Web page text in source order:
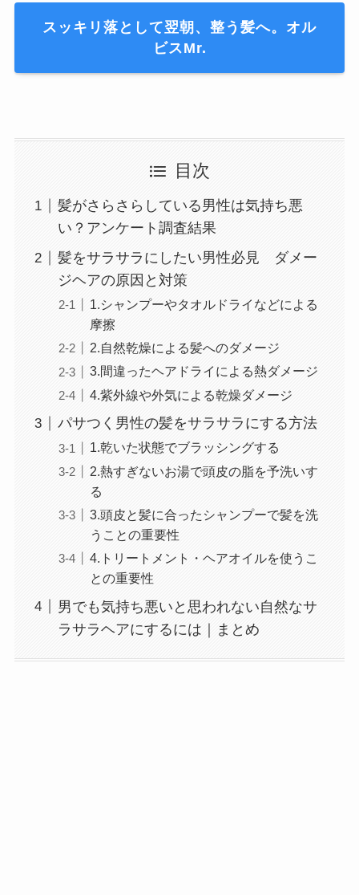
スッキリ落として翌朝、整う髪へ。オル
ビスMr.
目次
髪がさらさらしている男性は気持ち悪
い？アンケート調査結果
髪をサラサラにしたい男性必見 ダメー
ジヘアの原因と対策
1.シャンプーやタオルドライなどによる
摩擦
2.自然乾燥による髪へのダメージ
3.間違ったヘアドライによる熱ダメージ
4.紫外線や外気による乾燥ダメージ
パサつく男性の髪をサラサラにする方法
1.乾いた状態でブラッシングする
2.熱すぎないお湯で頭皮の脂を予洗いす
る
3.頭皮と髪に合ったシャンプーで髪を洗
うことの重要性
4.トリートメント・ヘアオイルを使うこ
との重要性
男でも気持ち悪いと思われない自然なサ
ラサラヘアにするには｜まとめ